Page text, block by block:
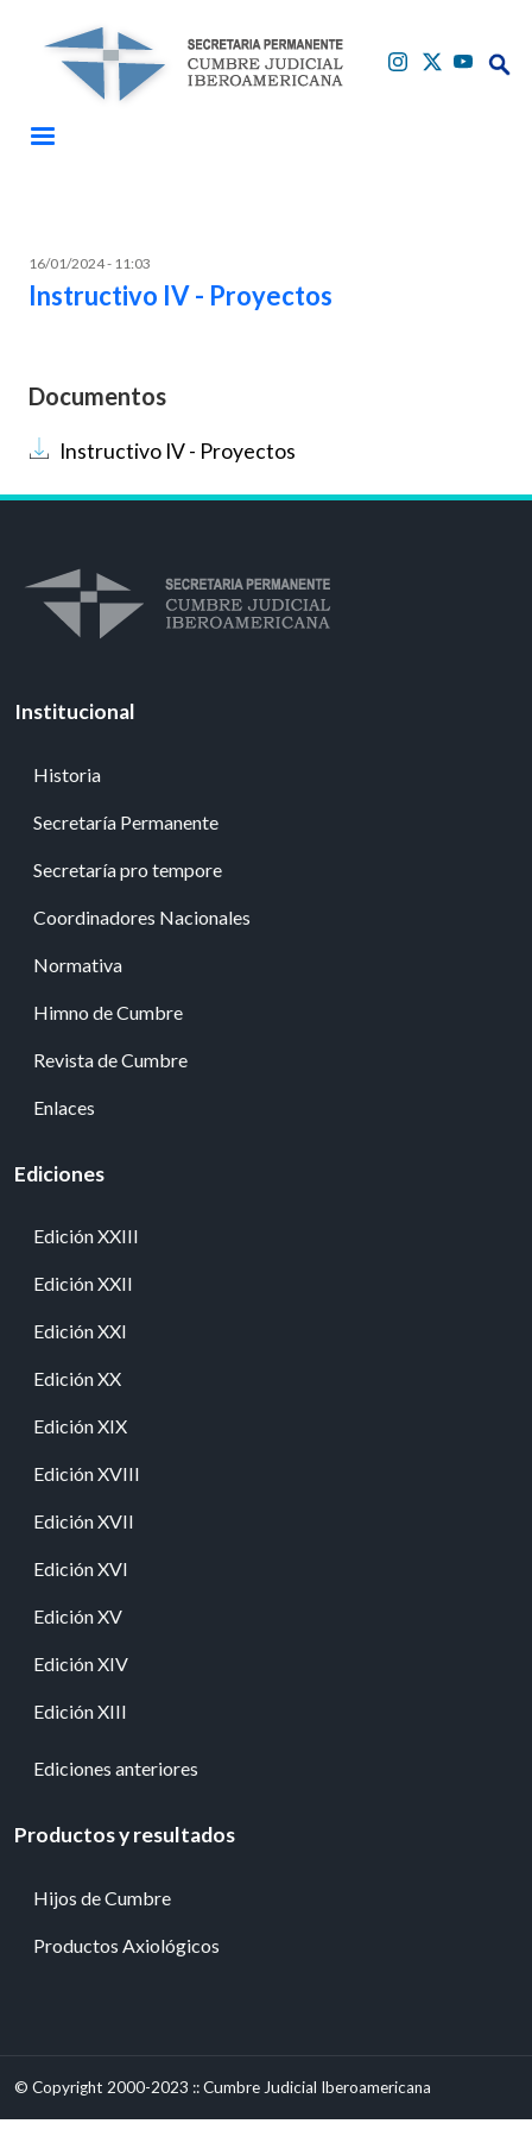
16/01/2024 - 11:03
Instructivo IV - Proyectos
Documentos
Documento
Instructivo IV - Proyectos
Institucional
Historia
Secretaría Permanente
Secretaría pro tempore
Coordinadores Nacionales
Normativa
Himno de Cumbre
Revista de Cumbre
Enlaces
Ediciones
Edición XXIII
Edición XXII
Edición XXI
Edición XX
Edición XIX
Edición XVIII
Edición XVII
Edición XVI
Edición XV
Edición XIV
Edición XIII
Ediciones anteriores
Productos y resultados
Hijos de Cumbre
Productos Axiológicos
© Copyright 2000-2023 :: Cumbre Judicial Iberoamericana